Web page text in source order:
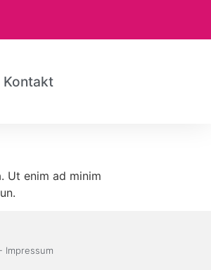
Kontakt
Ut enim ad minim
- Impressum